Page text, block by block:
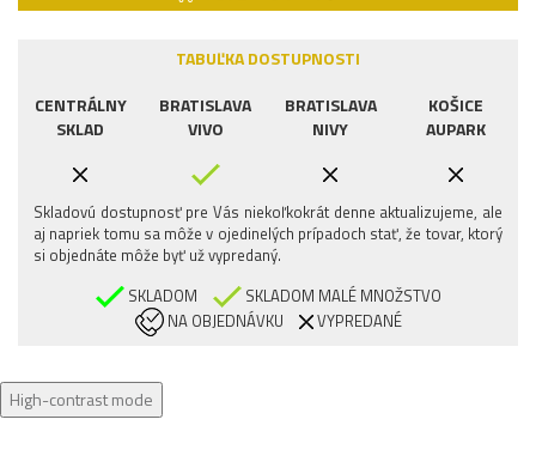
TABUĽKA DOSTUPNOSTI
CENTRÁLNY
SKLAD
BRATISLAVA
VIVO
BRATISLAVA
NIVY
KOŠICE
AUPARK
Skladovú dostupnosť pre Vás niekoľkokrát denne aktualizujeme, ale
aj napriek tomu sa môže v ojedinelých prípadoch stať, že tovar, ktorý
si objednáte môže byť už vypredaný.
SKLADOM
SKLADOM MALÉ MNOŽSTVO
NA OBJEDNÁVKU
VYPREDANÉ
High-contrast mode